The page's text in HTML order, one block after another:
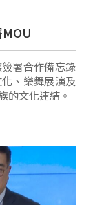
署合作備忘錄
、樂舞展演及
的文化連結。